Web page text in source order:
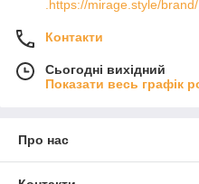
.https://mirage.style/brand/
Контакти
Сьогодні вихідний
Показати весь графік
Про нас